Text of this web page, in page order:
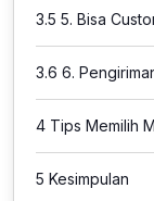
3.5 5. Bisa
3.6 6.
4 Tips Memilih
5 Kesimpulan